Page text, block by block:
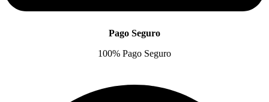
Pago Seguro
100% Pago Seguro